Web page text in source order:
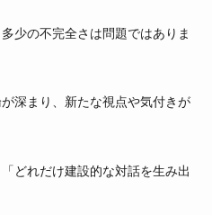
少の不完全さは問題ではありま
深まり、新たな視点や気付きが
どれだけ建設的な対話を生み出